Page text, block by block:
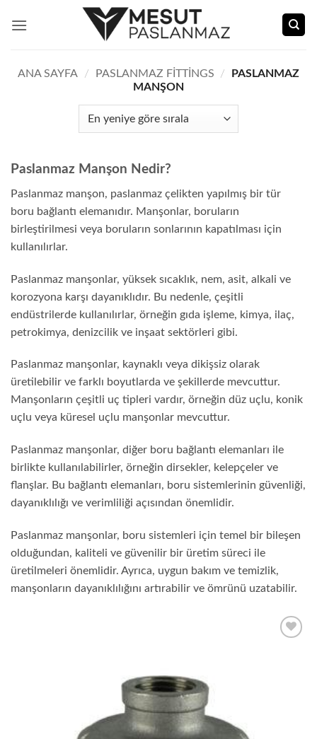
atla
ANA SAYFA / PASLANMAZ FITTINGS /
PASLANMAZ
MANŞON
Paslanmaz Manşon Nedir?
Paslanmaz manşon, paslanmaz çelikten yapılmış bir tür
boru bağlantı elemanıdır. Manşonlar, boruların
birleştirilmesi veya boruların sonlarının kapatılması için
kullanılırlar.
Paslanmaz manşonlar, yüksek sıcaklık, nem, asit, alkali ve
korozyona karşı dayanıklıdır. Bu nedenle, çeşitli
endüstrilerde kullanılırlar, örneğin gıda işleme, kimya, ilaç,
petrokimya, denizcilik ve inşaat sektörleri gibi.
Paslanmaz manşonlar, kaynaklı veya dikişsiz olarak
üretilebilir ve farklı boyutlarda ve şekillerde mevcuttur.
Manşonların çeşitli uç tipleri vardır, örneğin düz uçlu, konik
uçlu veya küresel uçlu manşonlar mevcuttur.
Paslanmaz manşonlar, diğer boru bağlantı elemanları ile
birlikte kullanılabilirler, örneğin dirsekler, kelepçeler ve
flanşlar. Bu bağlantı elemanları, boru sistemlerinin güvenliği,
dayanıklılığı ve verimliliği açısından önemlidir.
Paslanmaz manşonlar, boru sistemleri için temel bir bileşen
olduğundan, kaliteli ve güvenilir bir üretim süreci ile
üretilmeleri önemlidir. Ayrıca, uygun bakım ve temizlik,
manşonların dayanıklılığını artırabilir ve ömrünü uzatabilir.